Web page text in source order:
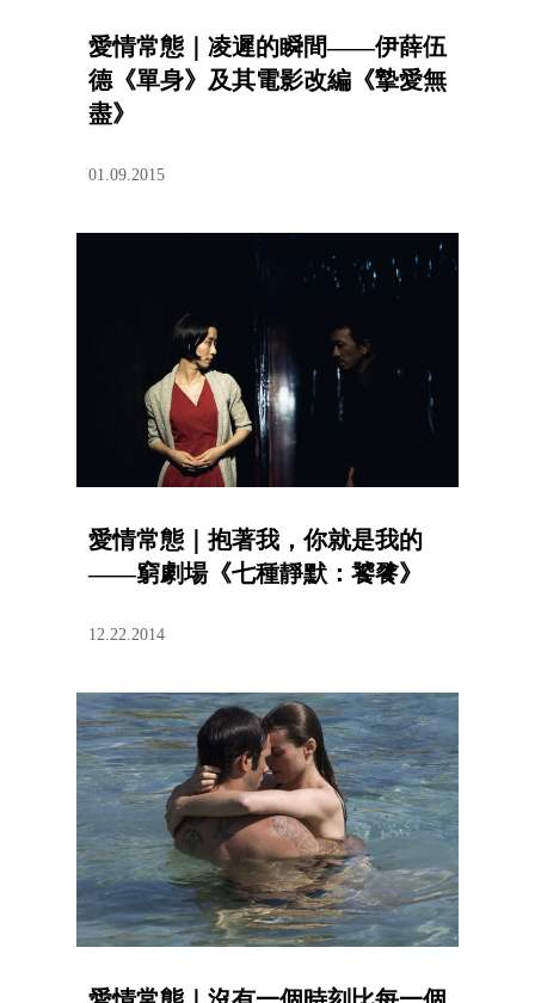
愛情常態｜凌遲的瞬間——伊薛伍
德《單身》及其電影改編《摯愛無
盡》
01.09.2015
愛情常態｜抱著我，你就是我的
——窮劇場《七種靜默：饕餮》
12.22.2014